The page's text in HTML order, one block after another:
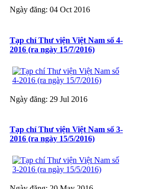
Ngày đăng: 04 Oct 2016
Tạp chí Thư viện Việt Nam số 4-
2016 (ra ngày 15/7/2016)
Ngày đăng: 29 Jul 2016
Tạp chí Thư viện Việt Nam số 3-
2016 (ra ngày 15/5/2016)